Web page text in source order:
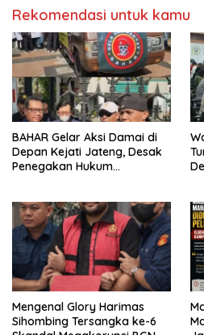
Rekomendasi untuk kamu
BAHAR Gelar Aksi Damai di
Depan Kejati Jateng, Desak
Penegakan Hukum
Mengenal Glory Harimas
Sihombing Tersangka ke-6